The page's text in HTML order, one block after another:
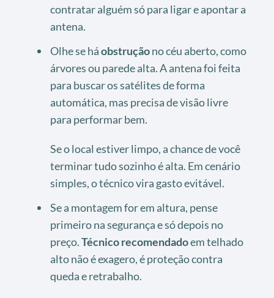
contratar alguém só para ligar e apontar a
antena.
Olhe se háobstruçãono céu aberto, como
árvores ou parede alta. A antena foi feita
para buscar os satélites de forma
automática, mas precisa de visão livre
para performar bem.
Se o local estiver limpo, a chance de você
terminar tudo sozinho é alta. Em cenário
simples, o técnico vira gasto evitável.
Se a montagem for em altura, pense
primeiro na segurança e só depois no
preço.Técnico recomendadoem telhado
alto não é exagero, é proteção contra
queda e retrabalho.